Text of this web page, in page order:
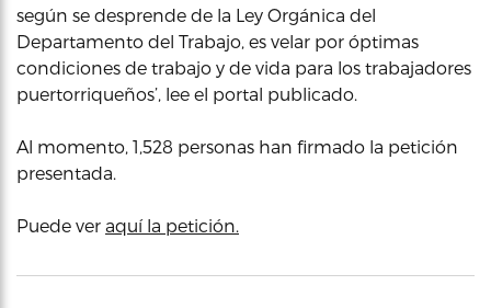
según se desprende de la Ley Orgánica del
Departamento del Trabajo, es velar por óptimas
condiciones de trabajo y de vida para los trabajadores
puertorriqueños’, lee el portal publicado.
Al momento, 1,528 personas han firmado la petición
presentada.
Puede ver aquí la petición.